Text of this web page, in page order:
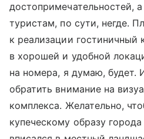
достопримечательностей,
туристам, по сути, негде.
к реализации гостиничный
в хорошей и удобной
на номера, я думаю, будет.
обратить внимание на
комплекса. Желательно,
купеческому образу